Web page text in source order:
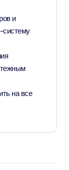
и
систему
на все